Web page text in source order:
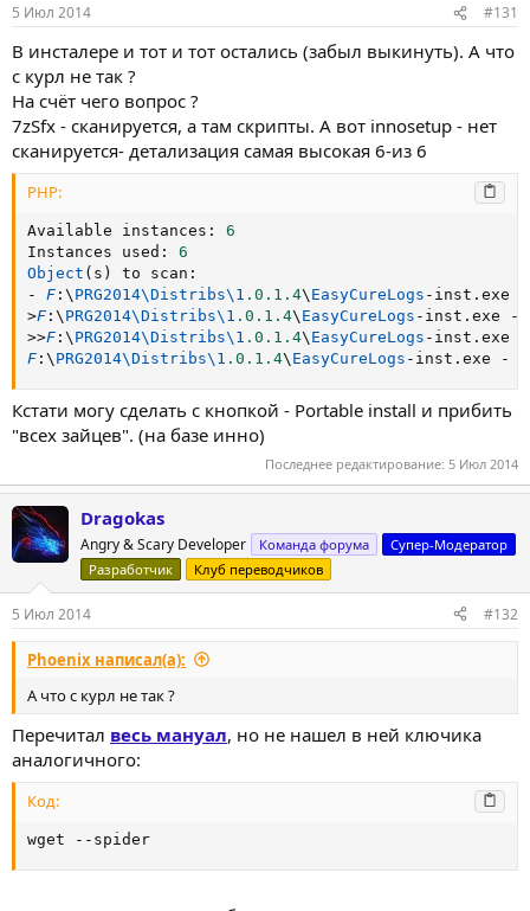
5 Июл 2014 #131
В инсталере и тот и тот остались (забыл выкинуть). А что
с курл не так ?
На счёт чего вопрос ?
7zSfx - сканируется, а там скрипты. А вот innosetup - нет
сканируется- детализация самая высокая 6-из 6
PHP:
Available instances :
6
Instances used :
6
Object ( s ) to scan :
-
F : \ PRG2014\Distribs\ 1 .0 .1 .4\ EasyCureLogs - inst .
>F : \ PRG2014\Distribs\ 1 .0 .1 .4\ EasyCureLogs - inst . exe -
>>F : \ PRG2014\Distribs\ 1 .0 .1 .4\ EasyCureLogs - inst . exe
F : \ PRG2014\Distribs\ 1 .0 .1 .4\ EasyCureLogs - inst . exe -
Кстати могу сделать с кнопкой - Portable install и прибить
"всех зайцев". (на базе инно)
Последнее редактирование: 5 Июл 2014
Dragokas
Angry & Scary Developer Команда форума
Супер-Модератор
Разработчик
Клуб переводчиков
5 Июл 2014 #132
Phoenix написал(а):
А что с курл не так ?
Перечитал весь мануал, но не нашел в ней ключика
аналогичного:
Код:
wget --spider